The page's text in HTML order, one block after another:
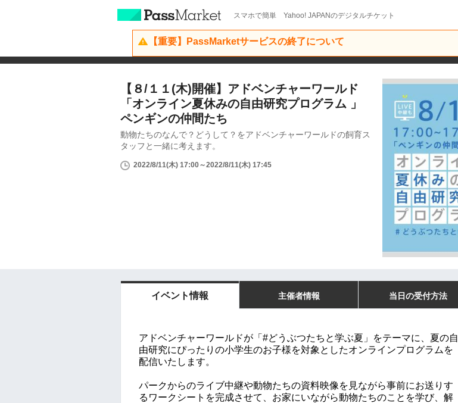
スマホで簡単 Yahoo! JAPANのデジタルチケット
【重要】PassMarketサービスの終了について
【８/１１(木)開催】アドベンチャーワールド
「オンライン夏休みの自由研究プログラム 」
ペンギンの仲間たち
動物たちのなんで？どうして？をアドベンチャーワールドの飼育ス
タッフと一緒に考えます。
2022/8/11(木) 17:00～2022/8/11(木) 17:45
イベント情報 主催者情報 当日の受付方法
アドベンチャーワールドが「#どうぶつたちと学ぶ夏」をテーマに、夏の自
由研究にぴったりの小学生のお子様を対象としたオンラインプログラムを
配信いたします。
パークからのライブ中継や動物たちの資料映像を見ながら事前にお送りす
るワークシートを完成させて、お家にいながら動物たちのことを学び、解